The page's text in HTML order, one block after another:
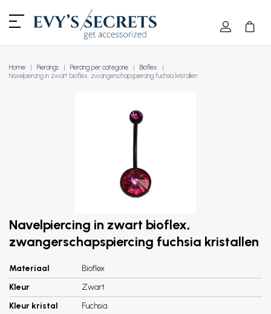
Home Piercings Piercing per categorie
Bioflex
Navelpiercing in zwart bioflex, zwangerschapspiercing fuchsia kristallen
Navelpiercing in zwart bioflex,
zwangerschapspiercing fuchsia kristallen
Materiaal
Bioflex
Kleur
Zwart
Kleur kristal
Fuchsia